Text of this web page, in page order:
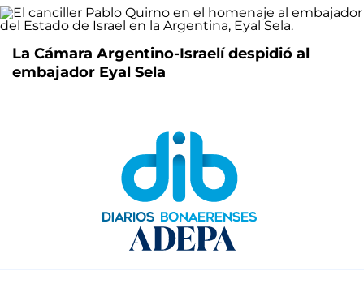
La Cámara Argentino-Israelí despidió al
embajador Eyal Sela